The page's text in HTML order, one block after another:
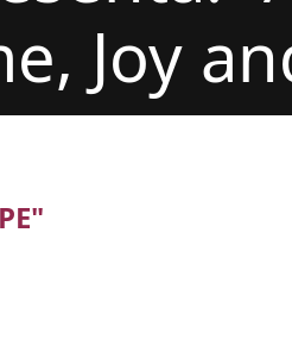
Joy